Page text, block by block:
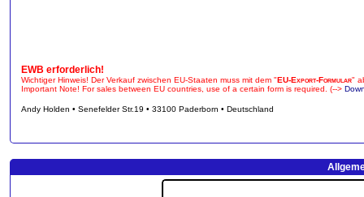
EWB erforderlich!
Wichtiger Hinweis! Der Verkauf zwischen EU-Staaten muss mit dem "EU-Export-Formular"
Important Note! For sales between EU countries, use of a certain form is required. (-->
Andy Holden • Senefelder Str.19 • 33100 Paderborn • Deutschland